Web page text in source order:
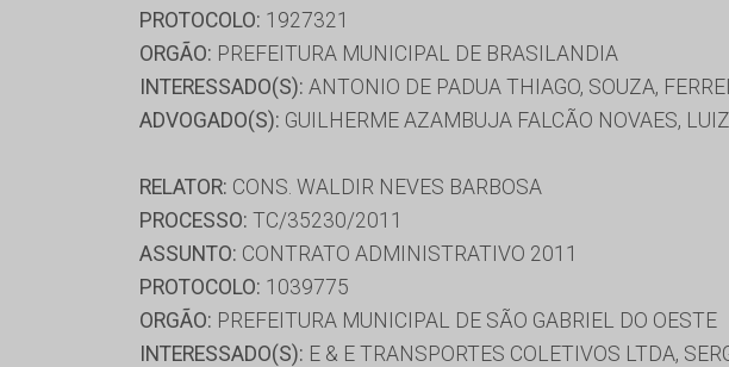
PROTOCOLO: 1927321
ORGÃO: PREFEITURA MUNICIPAL DE BRASILANDIA
INTERESSADO(S): ANTONIO DE PADUA THIAGO, SOUZA,
ADVOGADO(S): GUILHERME AZAMBUJA FALCÃO NOVAES,
RELATOR: CONS. WALDIR NEVES BARBOSA
PROCESSO: TC/35230/2011
ASSUNTO: CONTRATO ADMINISTRATIVO 2011
PROTOCOLO: 1039775
ORGÃO: PREFEITURA MUNICIPAL DE SÃO GABRIEL DO OESTE
INTERESSADO(S): E & E TRANSPORTES COLETIVOS LTDA,